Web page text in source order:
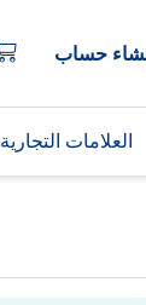
حساب
العلامات التجارية